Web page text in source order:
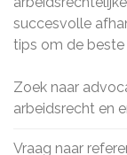
succesvolle
tips om de
Zoek naar
arbeidsrecht en
Vraag naar